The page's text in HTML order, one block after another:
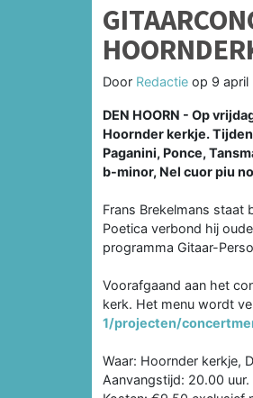
Door Redactie op 9 april
DEN HOORN - Op
Hoornder kerkje.
Paganini, Ponce,
b-minor, Nel cuor piu
Frans Brekelmans staat
Poetica verbond hij
programma Gitaar-
Voorafgaand aan het
kerk. Het menu wordt
1/projecten/
Waar: Hoornder kerkje,
Aanvangstijd: 20.00 uur.